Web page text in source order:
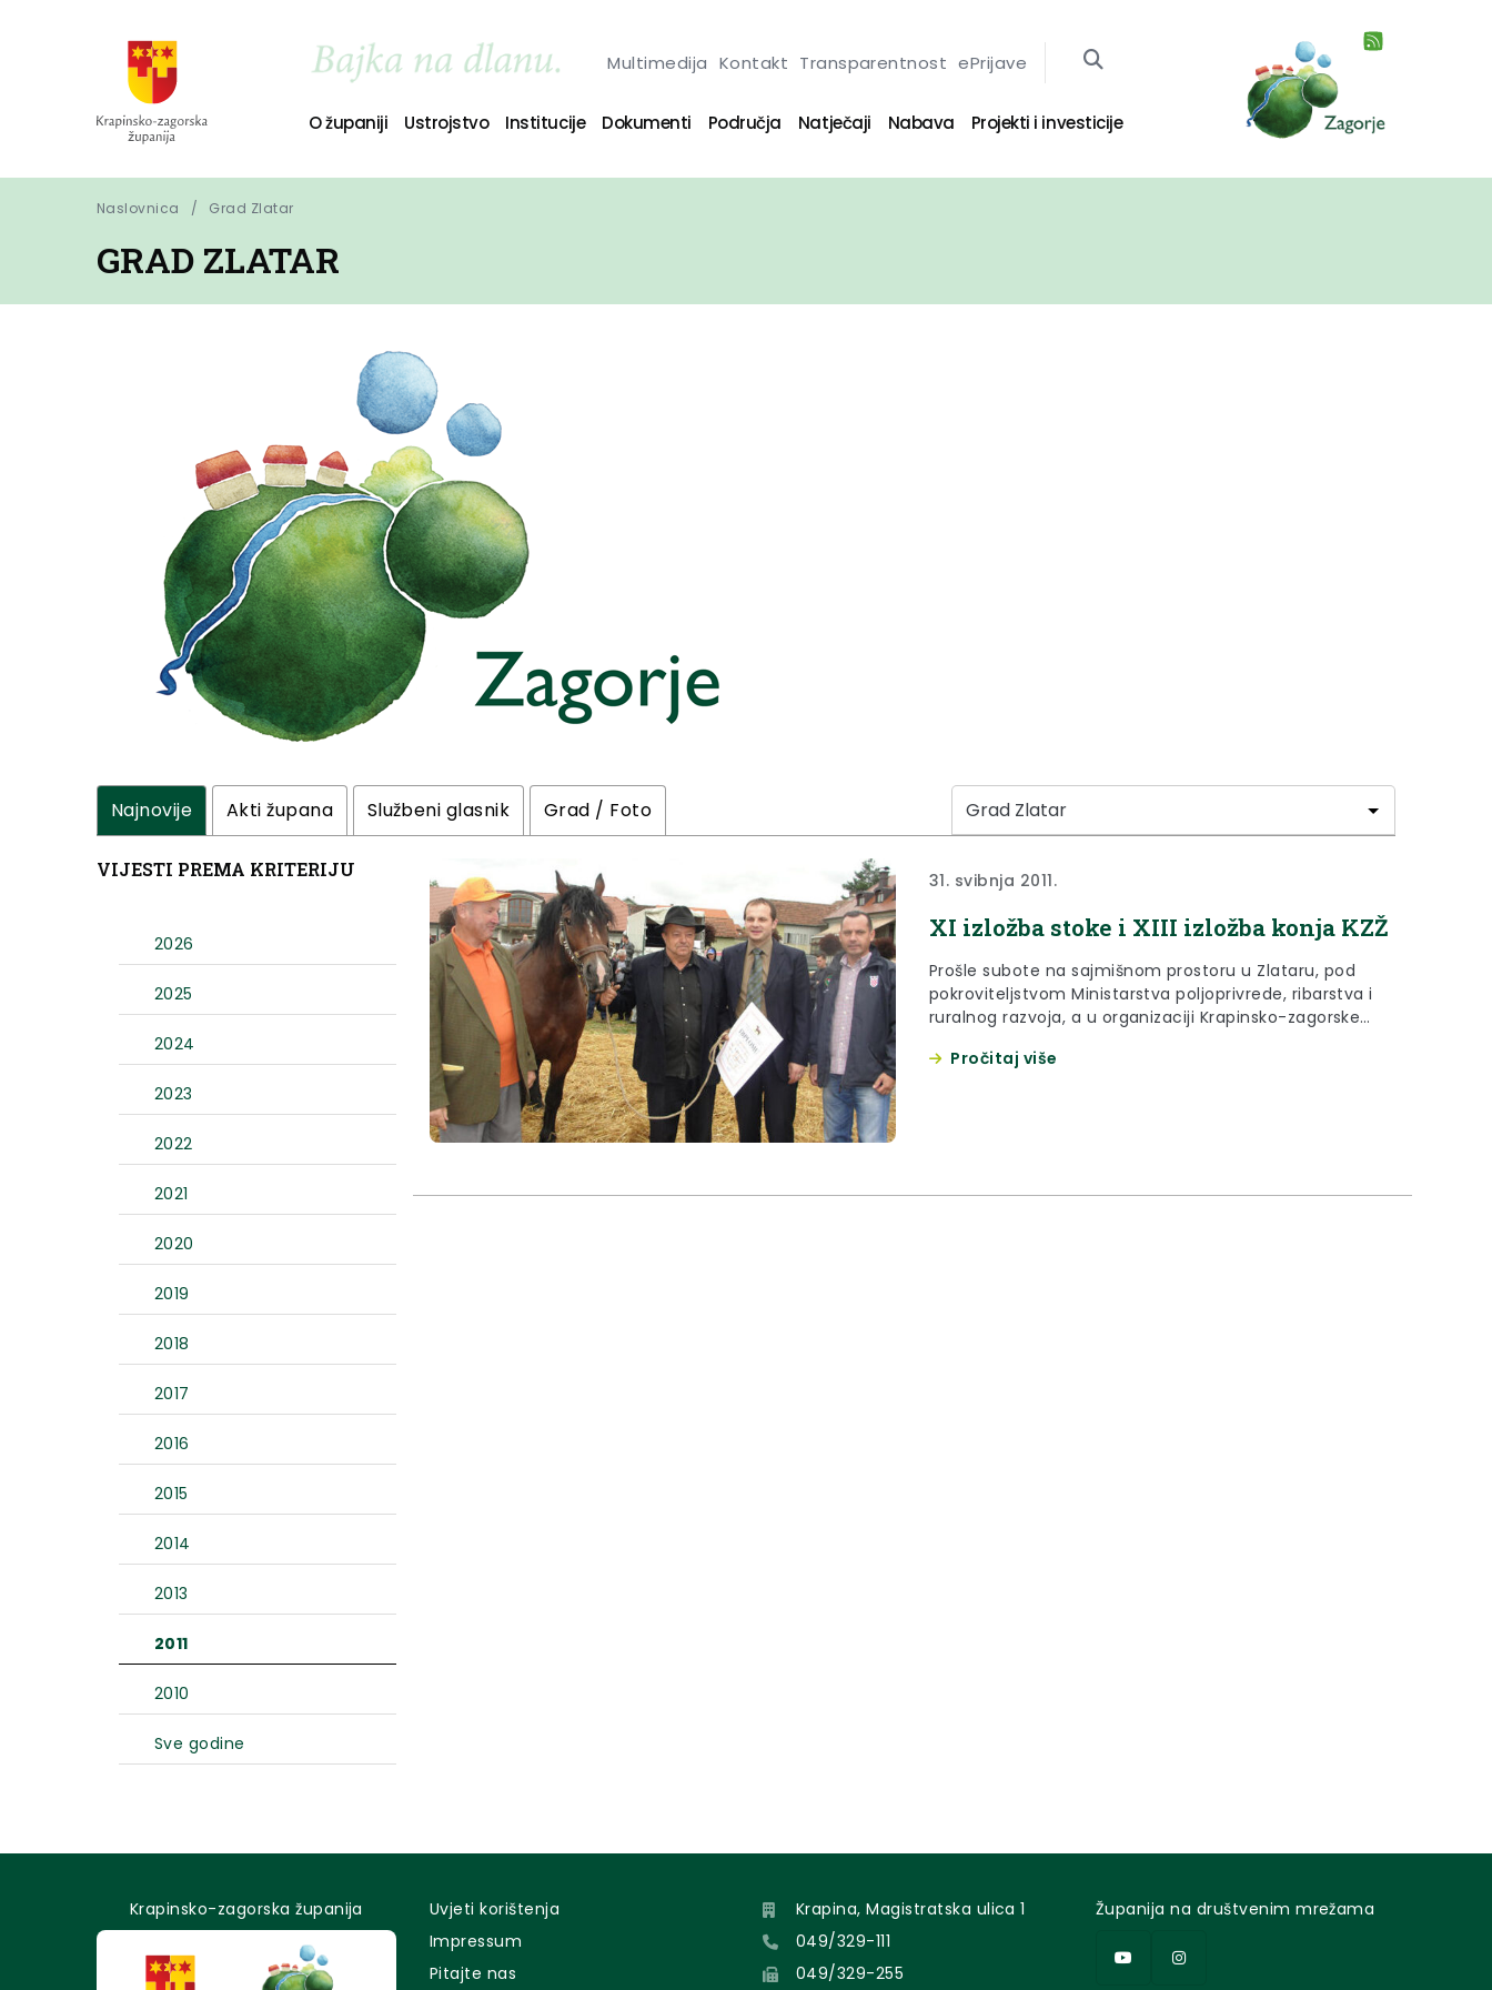
Multimedija Kontakt Transparentnost ePrijave
O županiji Ustrojstvo Institucije Dokumenti Područja Natječaji Nabava Projekti i investicije
Naslovnica Grad Zlatar
GRAD ZLATAR
Najnovije Akti župana Službeni glasnik Grad / Foto
VIJESTI PREMA KRITERIJU
2026
2025
2024
2023
2022
2021
2020
2019
2018
2017
2016
2015
2014
2013
2011
2010
Sve godine
31. svibnja 2011.
XI izložba stoke i XIII izložba konja KZŽ
Prošle subote na sajmišnom prostoru u Zlataru, pod
pokroviteljstvom Ministarstva poljoprivrede, ribarstva i
ruralnog razvoja, a u organizaciji Krapinsko-zagorske
Zlatara, Hrvatske poljoprivredne komore, Hrvatske
Pročitaj više
Krapinsko-zagorska županija
Uvjeti korištenja
Impressum
Pitajte nas
Krapina, Magistratska ulica 1
049/329-111
049/329-255
Županija na društvenim mrežama